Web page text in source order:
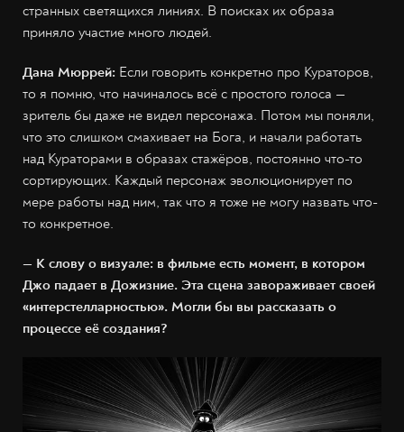
странных светящихся линиях. В поисках их образа
приняло участие много людей.
Дана Мюррей: Если говорить конкретно про Кураторов,
то я помню, что начиналось всё с простого голоса —
зритель бы даже не видел персонажа. Потом мы поняли,
что это слишком смахивает на Бога, и начали работать
над Кураторами в образах стажёров, постоянно что-то
сортирующих. Каждый персонаж эволюционирует по
мере работы над ним, так что я тоже не могу назвать что-
то конкретное.
— К слову о визуале: в фильме есть момент, в котором
Джо падает в Дожизние. Эта сцена завораживает своей
«интерстелларностью». Могли бы вы рассказать о
процессе её создания?